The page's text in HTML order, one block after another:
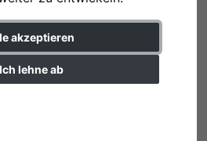
akzeptieren
Ich lehne ab